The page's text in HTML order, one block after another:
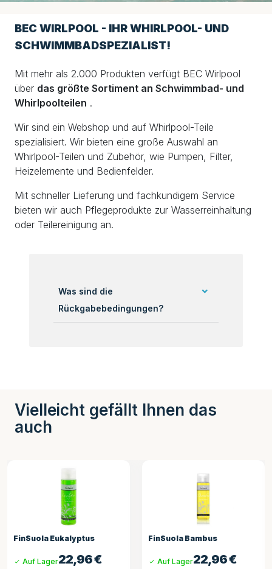
BEC WIRLPOOL - IHR WHIRLPOOL- UND
SCHWIMMBADSPEZIALIST!
Mit mehr als 2.000 Produkten verfügt BEC Wirlpool
über das größte Sortiment an Schwimmbad- und
Whirlpoolteilen .
Wir sind ein Webshop und auf Whirlpool-Teile
spezialisiert. Wir bieten eine große Auswahl an
Whirlpool-Teilen und Zubehör, wie Pumpen, Filter,
Heizelemente und Bedienfelder.
Mit schneller Lieferung und fachkundigem Service
bieten wir auch Pflegeprodukte zur Wasserreinhaltung
oder Teilereinigung an.
Was sind die
Rückgabebedingungen?
Vielleicht gefällt Ihnen das
auch
FinSuola Eukalyptus
22,96€
Auf Lager
FinSuola Bambus
22,96€
Auf Lager